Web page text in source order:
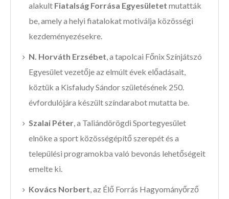
alakult Fiatalság Forrása Egyesületet mutatták
be, amely a helyi fiatalokat motiválja közösségi
kezdeményezésekre.
N. Horváth Erzsébet, a tapolcai Főnix Színjátszó
Egyesület vezetője az elmúlt évek előadásait,
köztük a Kisfaludy Sándor születésének 250.
évfordulójára készült színdarabot mutatta be.
Szalai Péter, a Taliándörögdi Sportegyesület
elnöke a sport közösségépítő szerepét és a
települési programokba való bevonás lehetőségeit
emelte ki.
Kovács Norbert, az Élő Forrás Hagyományőrző